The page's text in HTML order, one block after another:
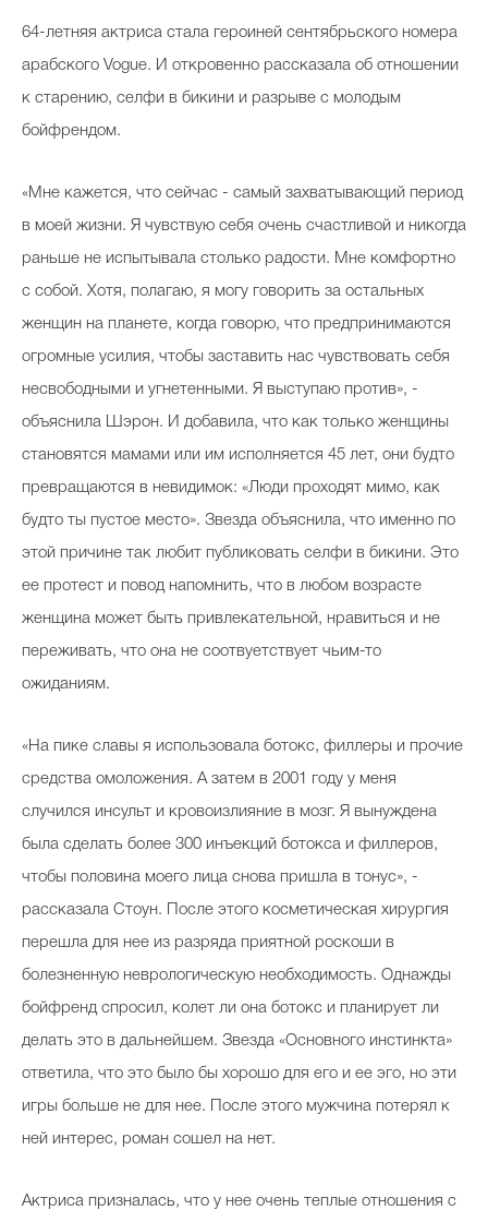
64-летняя актриса стала героиней сентябрьского номера
арабского Vogue. И откровенно рассказала об отношении
к старению, селфи в бикини и разрыве с молодым
бойфрендом.
«Мне кажется, что сейчас - самый захватывающий период
в моей жизни. Я чувствую себя очень счастливой и никогда
раньше не испытывала столько радости. Мне комфортно
с собой. Хотя, полагаю, я могу говорить за остальных
женщин на планете, когда говорю, что предпринимаются
огромные усилия, чтобы заставить нас чувствовать себя
несвободными и угнетенными. Я выступаю против», -
объяснила Шэрон. И добавила, что как только женщины
становятся мамами или им исполняется 45 лет, они будто
превращаются в невидимок: «Люди проходят мимо, как
будто ты пустое место». Звезда объяснила, что именно по
этой причине так любит публиковать селфи в бикини. Это
ее протест и повод напомнить, что в любом возрасте
женщина может быть привлекательной, нравиться и не
переживать, что она не соотвуетствует чьим-то
ожиданиям.
«На пике славы я использовала ботокс, филлеры и прочие
средства омоложения. А затем в 2001 году у меня
случился инсульт и кровоизлияние в мозг. Я вынуждена
была сделать более 300 инъекций ботокса и филлеров,
чтобы половина моего лица снова пришла в тонус», -
рассказала Стоун. После этого косметическая хирургия
перешла для нее из разряда приятной роскоши в
болезненную неврологическую необходимость. Однажды
бойфренд спросил, колет ли она ботокс и планирует ли
делать это в дальнейшем. Звезда «Основного инстинкта»
ответила, что это было бы хорошо для его и ее эго, но эти
игры больше не для нее. После этого мужчина потерял к
ней интерес, роман сошел на нет.
Актриса призналась, что у нее очень теплые отношения с